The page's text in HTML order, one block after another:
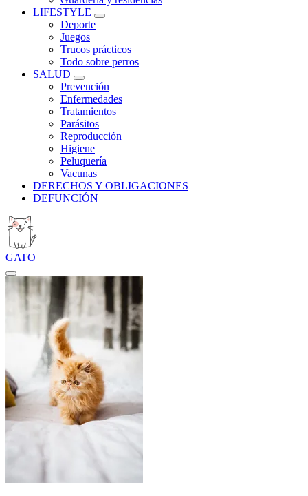
LIFESTYLE
Deporte
Juegos
Trucos prácticos
Todo sobre perros
SALUD
Prevención
Enfermedades
Tratamientos
Parásitos
Reproducción
Higiene
Peluquería
Vacunas
DERECHOS Y OBLIGACIONES
DEFUNCIÓN
GATO